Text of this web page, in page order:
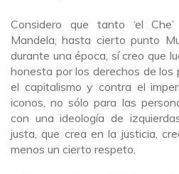
Considero que tanto ‘el
Mandela, hasta cierto punto
durante una época, sí creo que
honesta por los derechos de los
el capitalismo y contra el
iconos, no sólo para las
con una ideología de
justa, que crea en la justicia,
menos un cierto respeto.